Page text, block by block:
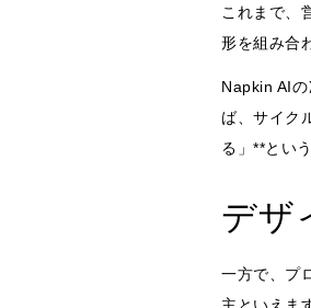
これまで、
形を組み合
Napkin AI
ば、サイク
る」**とい
デザ
一方で、プ